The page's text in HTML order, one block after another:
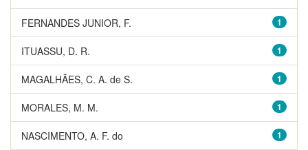
1
FERNANDES JUNIOR, F.
1
ITUASSU, D. R.
1
MAGALHÃES, C. A. de S.
1
MORALES, M. M.
1
NASCIMENTO, A. F. do